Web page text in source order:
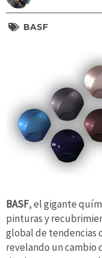
BASF
BASF, el gigante
pinturas y
global de tendencias
revelando un cambio